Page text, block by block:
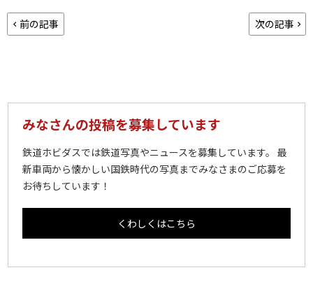
前の記事 次の記事
みなさんの投稿を募集しています
鉄道ホビダスでは鉄道写真やニュースを募集しています。 最
新車両から懐かしい国鉄時代の写真までみなさまのご応募を
お待ちしています！
くわしくはこちら